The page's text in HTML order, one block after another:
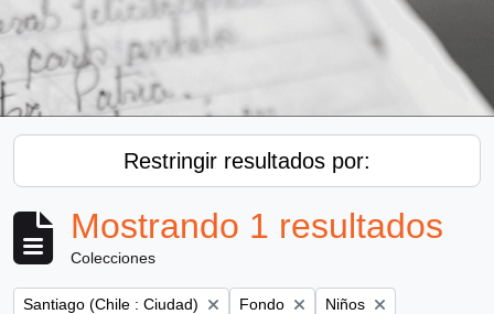
Restringir resultados por:
Mostrando 1 resultados
Colecciones
Remove filter:
Santiago (Chile : Ciudad) Remove filter:
Fondo Remove filter:
Niños